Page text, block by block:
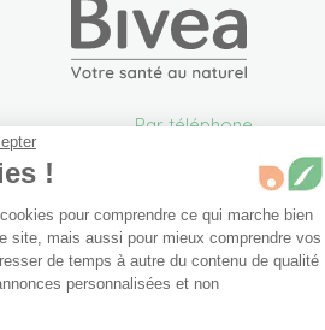
Par téléphone
info@bivea.com
6 rue du Solarium
33170 Gradignan
France Métropolitaine
!
pour comprendre ce qui marche bien
site, mais aussi pour mieux comprendre vos
de temps à autre du contenu de qualité
personnalisées et non